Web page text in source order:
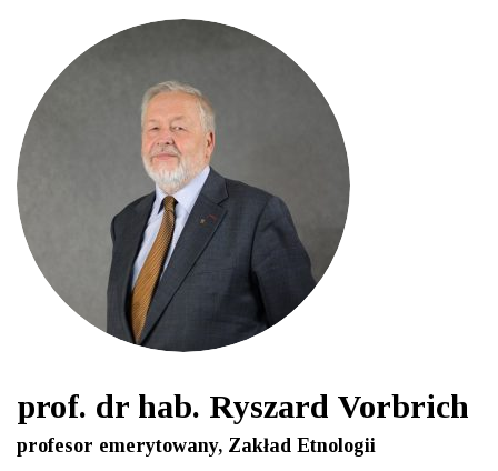
prof. dr hab. Ryszard Vorbrich
profesor emerytowany, Zakład Etnologii